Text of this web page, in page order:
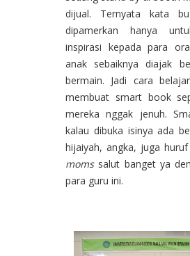
dijual. Ternyata kata
dipamerkan hanya
inspirasi kepada para
anak sebaiknya diajak
bermain. Jadi cara
membuat smart book
mereka nggak jenuh.
kalau dibuka isinya ada
hijaiyah, angka, juga
moms salut banget ya
para guru ini.